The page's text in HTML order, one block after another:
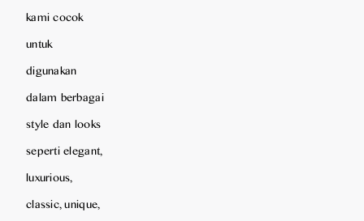
kami cocok
untuk
digunakan
dalam berbagai
style dan looks
seperti elegant,
luxurious,
classic, unique,